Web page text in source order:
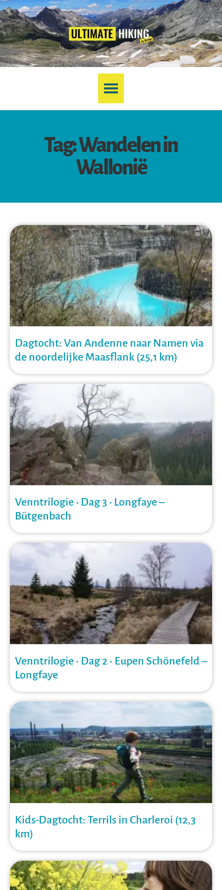
Tag: Wandelen in
Wallonië
Dagtocht: Van Andenne naar Namen via
de noordelijke Maasflank (25,1 km)
Venntrilogie • Dag 3 • Longfaye –
Bütgenbach
Venntrilogie • Dag 2 • Eupen Schönefeld –
Longfaye
Kids-Dagtocht: Terrils in Charleroi (12,3
km)